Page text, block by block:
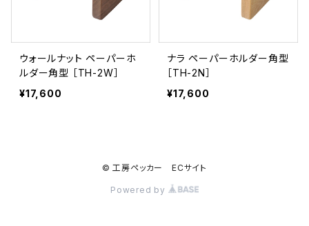
ウォールナット ペーパーホ
ルダー角型 ［TH-2W］
¥17,600
ナラ ペーパーホルダー角型
［TH-2N］
¥17,600
© 工房ペッカー ECサイト
Powered by